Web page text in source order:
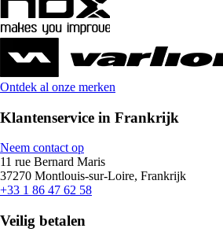
Ontdek al onze merken
Klantenservice in Frankrijk
Neem contact op
11 rue Bernard Maris
37270 Montlouis-sur-Loire, Frankrijk
+33 1 86 47 62 58
Veilig betalen